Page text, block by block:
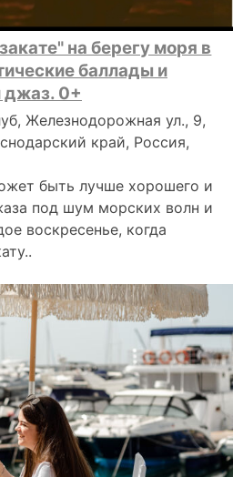
на берегу моря в
баллады и
джаз. 0+
Железнодорожная ул., 9,
край, Россия,
быть лучше хорошего и
под шум морских волн и
воскресенье, когда